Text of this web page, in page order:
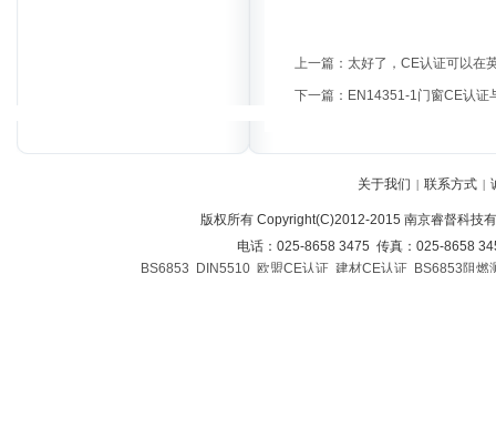
上一篇： 太好了，CE认证可以在
下一篇： EN14351-1门窗CE认证
关于我们 | 联系方式 |
版权所有 Copyright(C)2012-2015 南京睿督科技
电话：025-8658 3475 传真：025-8658
BS6853
DIN5510 欧盟CE认证 建材CE认证 BS6853阻燃